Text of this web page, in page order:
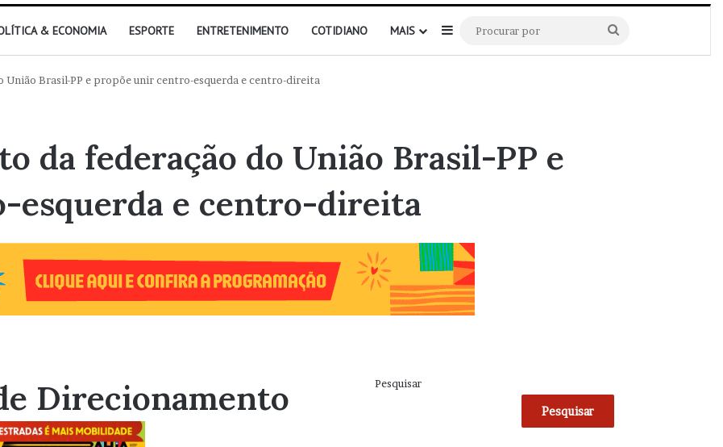
& ECONOMIA ESPORTE ENTRETENIMENTO COTIDIANO MAIS Barra Lateral
por
União Brasil-PP e propõe unir centro-esquerda e centro-direita
da federação do União Brasil-PP e
esquerda e centro-direita
Direcionamento Pesquisar
Pesquisar